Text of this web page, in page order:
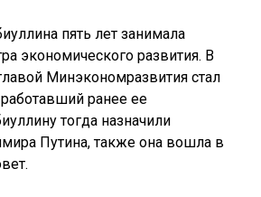
пять лет занимала
экономического развития. В
Минэкономразвития стал
ранее ее
тогда назначили
Путина, также она вошла в